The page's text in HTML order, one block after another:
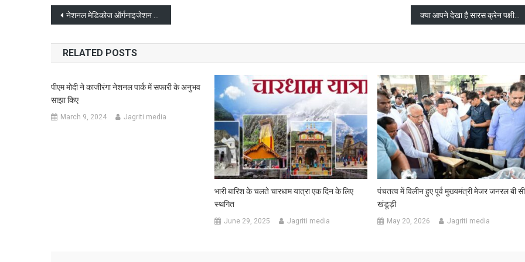
Post
navigation
नेशनल मेडिकोज ऑर्गनाइजेशन के 43वें दो दिवसीय राष्ट्रीय अधिवेशन ’NMOCON-2024’ का शुभारम्म क्या आपने देखा है सारस क्रेन पक्षी का जोड़ा
RELATED POSTS
पीएम मोदी ने काजीरंगा नेशनल पार्क में सफारी के अनुभव
साझा किए
March 9, 2024 Jagriti media
भारी बारिश के चलते चारधाम यात्रा एक दिन के लिए
स्थगित
June 29, 2025 Jagriti media
पंचतत्व में विलीन हुए पूर्व मुख्यमंत्री मेजर जनरल बी सी
खंडूड़ी
May 20, 2026 Jagriti media